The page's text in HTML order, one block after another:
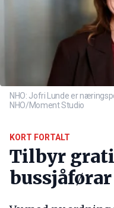
NHO: Jofri Lunde er
NHO/Moment Studio
KORT FORTALT
Tilbyr
bussjåførar